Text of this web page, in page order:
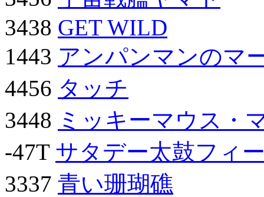
3438 GET WILD
1443 アンパンマンのマ
4456 タッチ
3448 ミッキーマウス・
-47T サタデー太鼓フィ
3337 青い珊瑚礁